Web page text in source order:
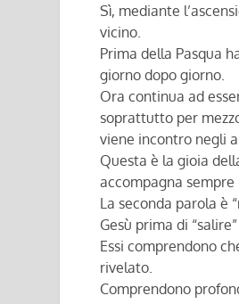
Sì, mediante
vicino.
Prima della Pasqua
giorno dopo giorno.
Ora continua ad
soprattutto per
viene incontro negli
Questa è la gioia
accompagna
La seconda parola è
Gesù prima di
Essi comprendono
rivelato.
Comprendono